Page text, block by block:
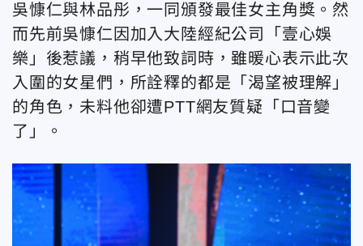
吳慷仁與林品彤，一同頒發最佳女主角獎。然
而先前吳慷仁因加入大陸經紀公司「壹心娛
樂」後惹議，稍早他致詞時，雖暖心表示此次
入圍的女星們，所詮釋的都是「渴望被理解」
的角色，未料他卻遭PTT網友質疑「口音變
了」。